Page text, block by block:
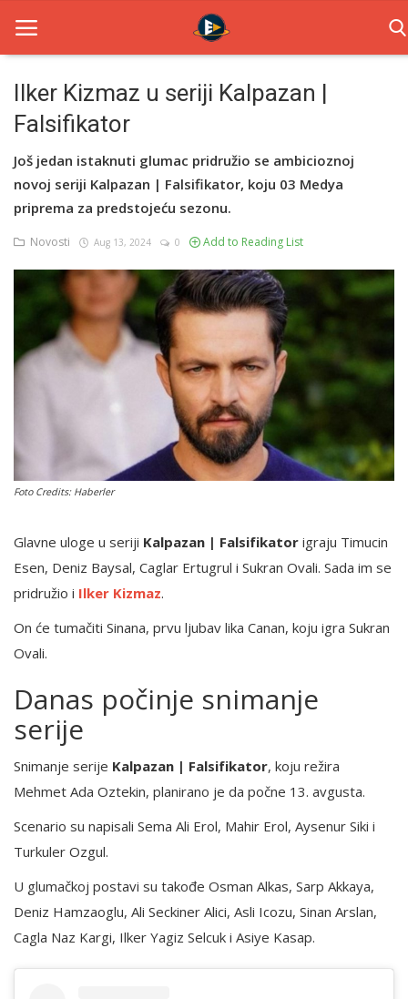
Home
Novosti
TV Serije
Filmovi
Glumci
Contact
Login
Ilker Kizmaz u seriji Kalpazan |
Falsifikator
Još jedan istaknuti glumac pridružio se ambicioznoj
novoj seriji Kalpazan | Falsifikator, koju 03 Medya
priprema za predstojeću sezonu.
Novosti Aug 13, 2024 0 Add to Reading List
Foto Credits: Haberler
Glavne uloge u seriji Kalpazan | Falsifikator igraju Timucin
Esen, Deniz Baysal, Caglar Ertugrul i Sukran Ovali. Sada im se
pridružio i Ilker Kizmaz.
On će tumačiti Sinana, prvu ljubav lika Canan, koju igra Sukran
Ovali.
Danas počinje snimanje
serije
Snimanje serije Kalpazan | Falsifikator, koju režira
Mehmet Ada Oztekin, planirano je da počne 13. avgusta.
Scenario su napisali Sema Ali Erol, Mahir Erol, Aysenur Siki i
Turkuler Ozgul.
U glumačkoj postavi su takođe Osman Alkas, Sarp Akkaya,
Deniz Hamzaoglu, Ali Seckiner Alici, Asli Icozu, Sinan Arslan,
Cagla Naz Kargi, Ilker Yagiz Selcuk i Asiye Kasap.